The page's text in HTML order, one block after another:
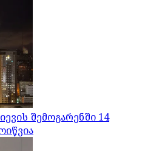
შემოგარენში 14